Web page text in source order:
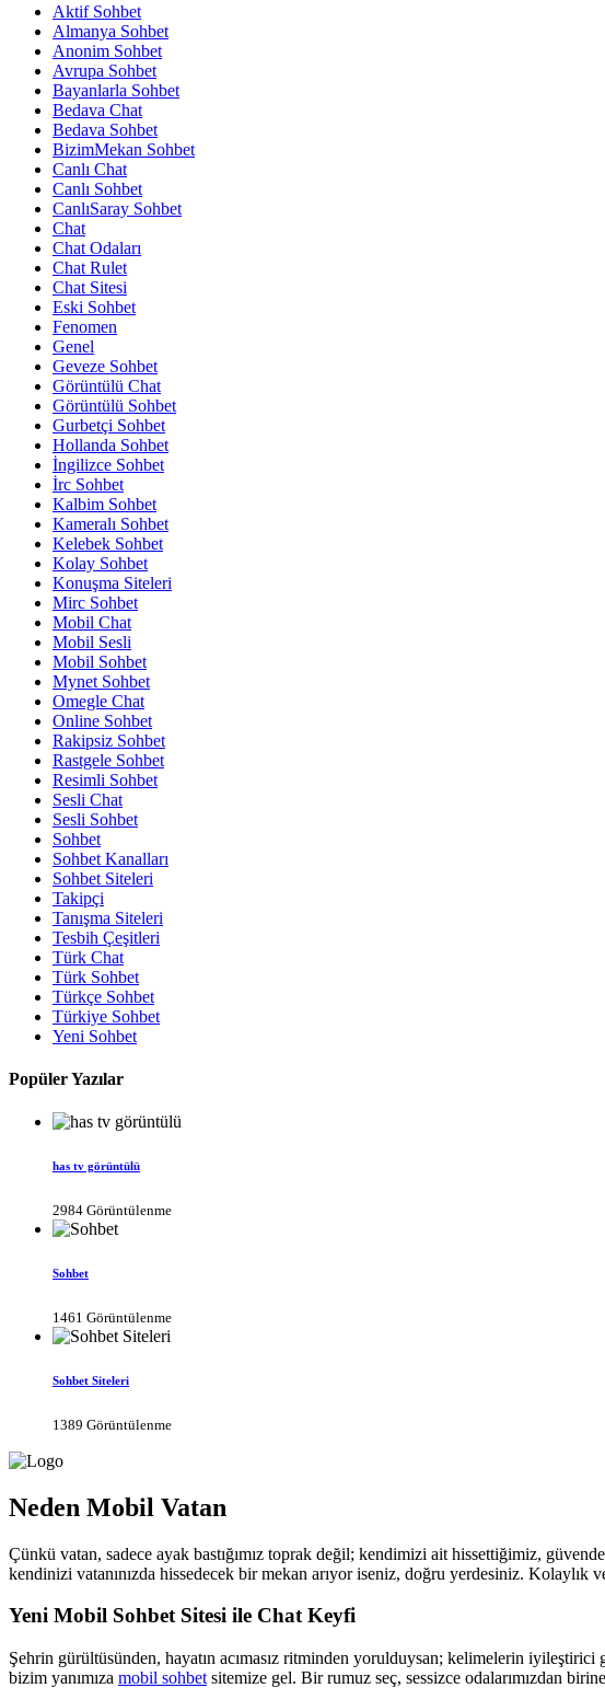
Aktif Sohbet
Almanya Sohbet
Anonim Sohbet
Avrupa Sohbet
Bayanlarla Sohbet
Bedava Chat
Bedava Sohbet
BizimMekan Sohbet
Canlı Chat
Canlı Sohbet
CanlıSaray Sohbet
Chat
Chat Odaları
Chat Rulet
Chat Sitesi
Eski Sohbet
Fenomen
Genel
Geveze Sohbet
Görüntülü Chat
Görüntülü Sohbet
Gurbetçi Sohbet
Hollanda Sohbet
İngilizce Sohbet
İrc Sohbet
Kalbim Sohbet
Kameralı Sohbet
Kelebek Sohbet
Kolay Sohbet
Konuşma Siteleri
Mirc Sohbet
Mobil Chat
Mobil Sesli
Mobil Sohbet
Mynet Sohbet
Omegle Chat
Online Sohbet
Rakipsiz Sohbet
Rastgele Sohbet
Resimli Sohbet
Sesli Chat
Sesli Sohbet
Sohbet
Sohbet Kanalları
Sohbet Siteleri
Takipçi
Tanışma Siteleri
Tesbih Çeşitleri
Türk Chat
Türk Sohbet
Türkçe Sohbet
Türkiye Sohbet
Yeni Sohbet
Popüler Yazılar
has tv görüntülü
2984 Görüntülenme
Sohbet
1461 Görüntülenme
Sohbet Siteleri
1389 Görüntülenme
Neden Mobil Vatan
Çünkü vatan, sadece ayak bastığımız toprak değil; kendimizi ait hissettiğimiz,
kendinizi vatanınızda hissedecek bir mekan arıyor iseniz, doğru yerdesiniz.
Yeni Mobil Sohbet Sitesi ile Chat Keyfi
Şehrin gürültüsünden, hayatın acımasız ritminden yorulduysan; kelimelerin
bizim yanımıza mobil sohbet sitemize gel. Bir rumuz seç, sessizce odalarımızdan